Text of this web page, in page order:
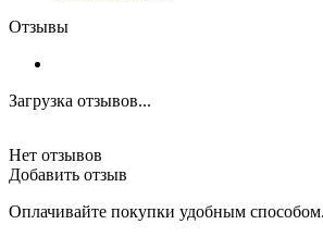
Отзывы
Загрузка отзывов...
Нет отзывов
Добавить отзыв
Оплачивайте покупки удобным